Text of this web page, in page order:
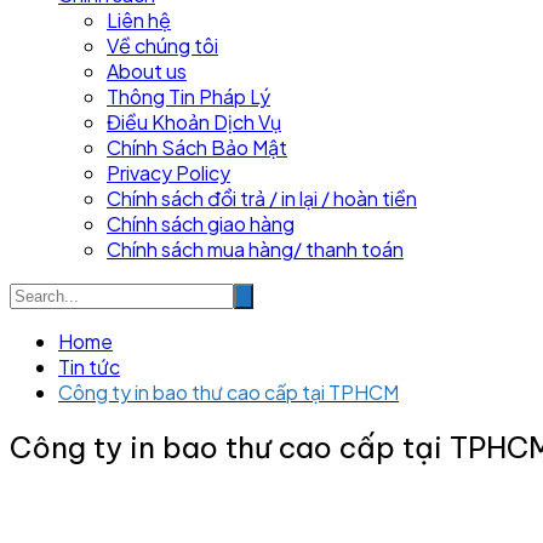
Liên hệ
Về chúng tôi
About us
Thông Tin Pháp Lý
Điều Khoản Dịch Vụ
Chính Sách Bảo Mật
Privacy Policy
Chính sách đổi trả / in lại / hoàn tiền
Chính sách giao hàng
Chính sách mua hàng/ thanh toán
Home
Tin tức
Công ty in bao thư cao cấp tại TPHCM
Công ty in bao thư cao cấp tại